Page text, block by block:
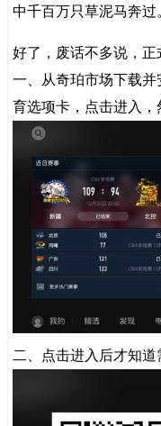
中千百万只草泥马奔过
好了，废话不多说，正
一、从奇珀市场下载
育选项卡，点击进入，
二、点击进入后才知